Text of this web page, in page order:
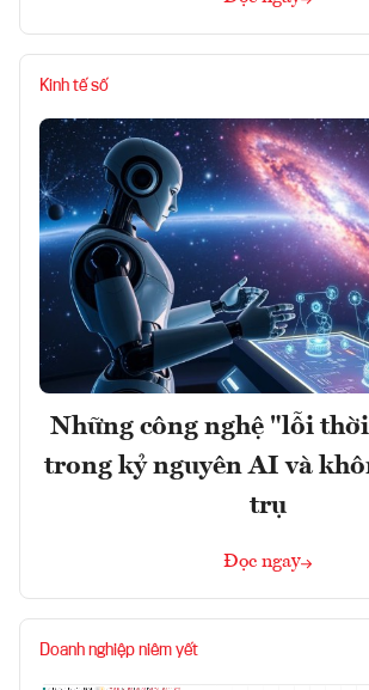
Kinh tế số
Những công nghệ "lỗi
trong kỷ nguyên AI và
trụ
Đọc ngay
Doanh nghiệp niêm yết